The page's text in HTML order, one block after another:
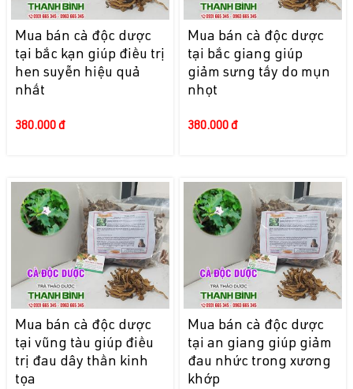
Mua bán cà độc dược
tại bắc kạn giúp điều trị
hen suyễn hiệu quả
nhất
380.000 đ
Mua bán cà độc dược
tại bắc giang giúp
giảm sưng tấy do mụn
nhọt
380.000 đ
Mua bán cà độc dược
tại vũng tàu giúp điều
trị đau dây thần kinh
tọa
Mua bán cà độc dược
tại an giang giúp giảm
đau nhức trong xương
khớp